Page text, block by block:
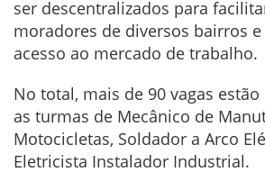
ser descentralizados para
moradores de diversos bairros
acesso ao mercado de trabalho.
No total, mais de 90 vagas
as turmas de Mecânico de
Motocicletas, Soldador a Arco
Eletricista Instalador Industrial.